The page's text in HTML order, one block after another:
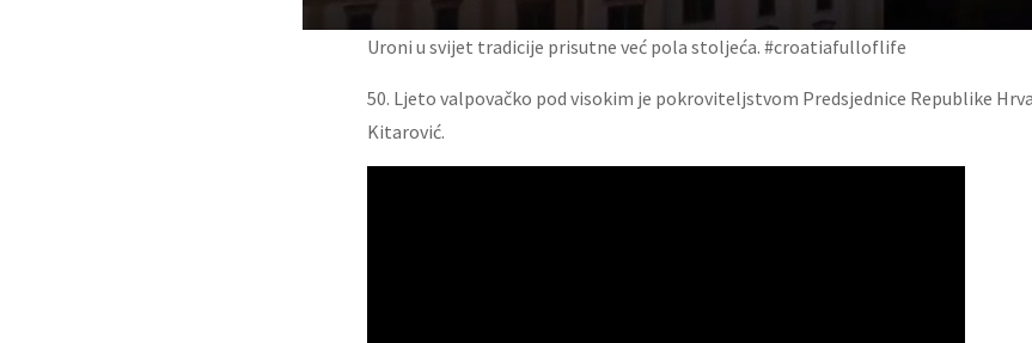
Uroni u svijet tradicije prisutne već pola stoljeća. #croatiafulloflife
50. Ljeto valpovačko pod visokim je pokroviteljstvom Predsjednice Republike
Kitarović.